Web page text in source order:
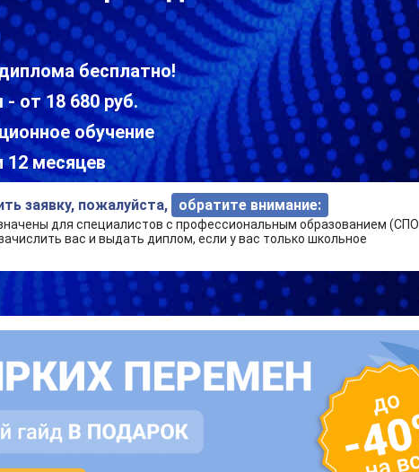
бесплатно!
от 18 680 руб.
обучение
12 месяцев
заявку, пожалуйста, обратите внимание:
для специалистов с профессиональным образованием (СПО
вас и выдать диплом, если у вас только школьное